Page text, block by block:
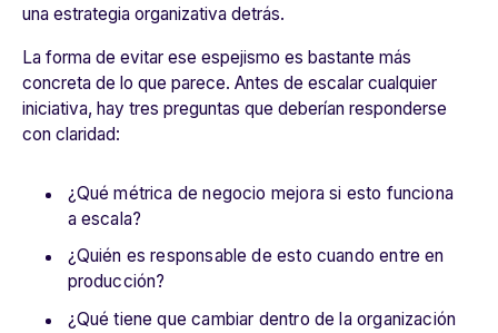
una estrategia organizativa detrás.
La forma de evitar ese espejismo es bastante más
concreta de lo que parece. Antes de escalar cualquier
iniciativa, hay tres preguntas que deberían responderse
con claridad:
¿Qué métrica de negocio mejora si esto funciona
a escala?
¿Quién es responsable de esto cuando entre en
producción?
¿Qué tiene que cambiar dentro de la organización